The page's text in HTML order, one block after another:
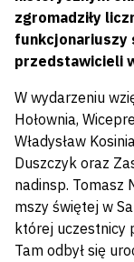
zgromadziły
funkcjonariuszy
przedstawicieli
W wydarzeniu
Hołownia,
Władysław
Duszczyk oraz
nadinsp. Tomasz
mszy świętej w
której uczestnicy
Tam odbył się